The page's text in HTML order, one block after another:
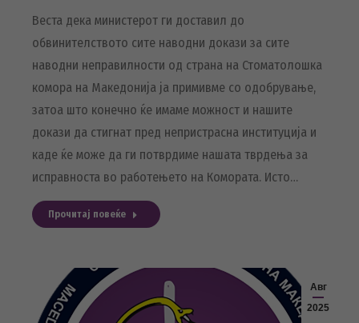
Веста дека министерот ги доставил до
обвинителството сите наводни докази за сите
наводни неправилности од страна на Стоматолошка
комора на Македонија ја примивме со одобрување,
затоа што конечно ќе имаме можност и нашите
докази да стигнат пред непристрасна институција и
каде ќе може да ги потврдиме нашата тврдења за
исправноста во работењето на Комората. Исто…
Прочитај повеќе
Авг
2025